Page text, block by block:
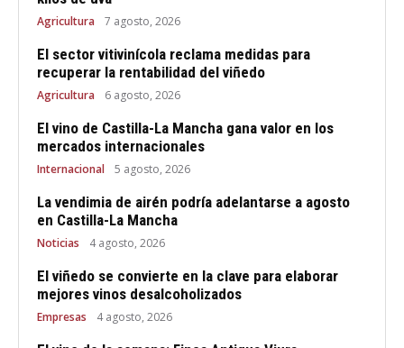
Agricultura 7 agosto, 2026
El sector vitivinícola reclama medidas para
recuperar la rentabilidad del viñedo
Agricultura 6 agosto, 2026
El vino de Castilla-La Mancha gana valor en los
mercados internacionales
Internacional 5 agosto, 2026
La vendimia de airén podría adelantarse a agosto
en Castilla-La Mancha
Noticias 4 agosto, 2026
El viñedo se convierte en la clave para elaborar
mejores vinos desalcoholizados
Empresas 4 agosto, 2026